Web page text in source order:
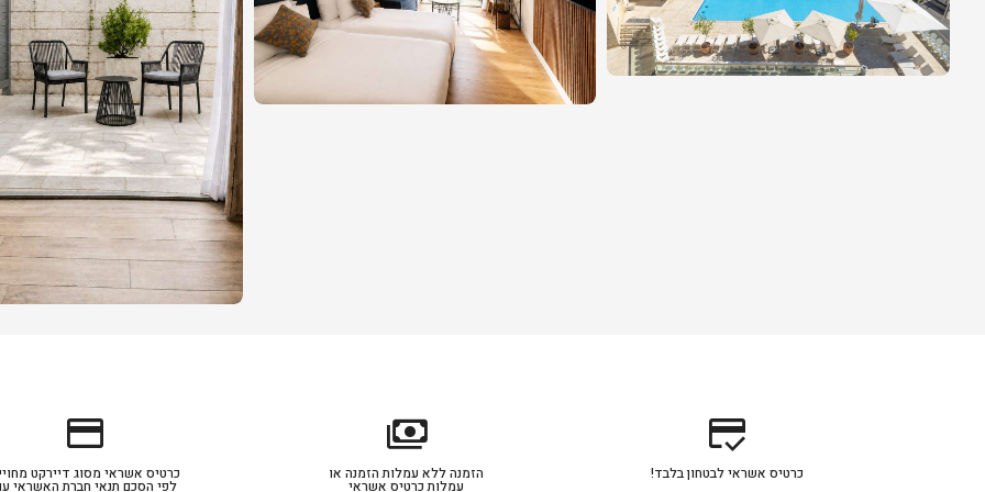
credit_score
כרטיס אשראי לבטחון בלבד!
payments
הזמנה ללא עמלות הזמנה או
עמלות כרטיס אשראי
credit_card
כרטיס אשראי מסוג דיירקט
לפי הסכם תנאי חברת האשראי